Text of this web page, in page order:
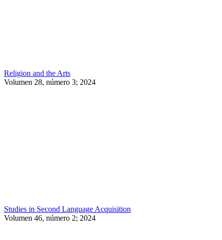
Religion and the Arts
Volumen 28, número 3; 2024
Studies in Second Language Acquisition
Volumen 46, número 2; 2024